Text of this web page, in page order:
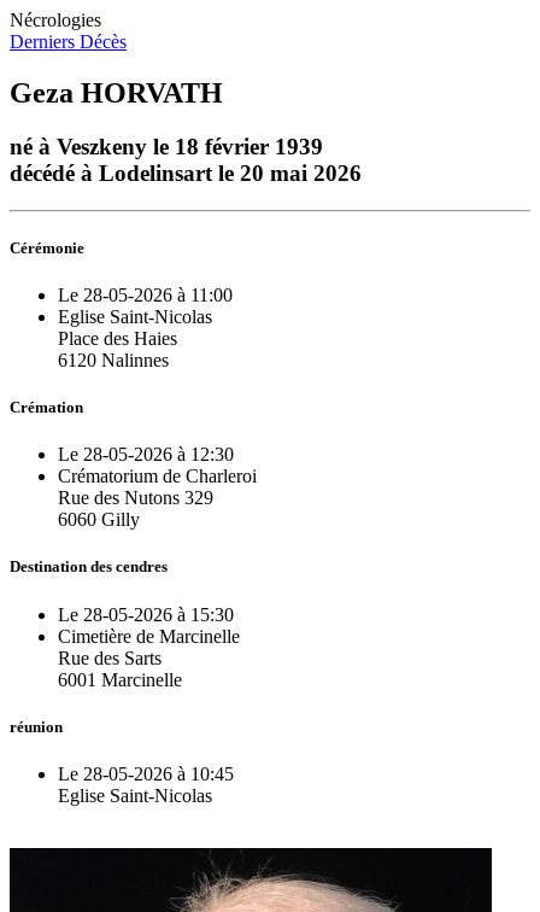
Nécrologies
Derniers Décès
Geza HORVATH
né à Veszkeny le 18 février 1939
décédé à Lodelinsart le 20 mai 2026
Cérémonie
Le 28-05-2026 à 11:00
Eglise Saint-Nicolas
Place des Haies
6120 Nalinnes
Crémation
Le 28-05-2026 à 12:30
Crématorium de Charleroi
Rue des Nutons 329
6060 Gilly
Destination des cendres
Le 28-05-2026 à 15:30
Cimetière de Marcinelle
Rue des Sarts
6001 Marcinelle
réunion
Le 28-05-2026 à 10:45
Eglise Saint-Nicolas